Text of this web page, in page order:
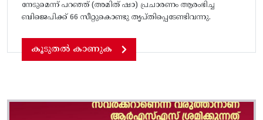
നേടുമെന്ന്‌ പറഞ്ഞ്‌ (അമിത്‌ ഷാ) പ്രചാരണം ആരംഭിച്ച
ബിജെപിക്ക്‌ 66 സീറ്റുകൊണ്ടു തൃപ്‌തിപ്പെടേണ്ടിവന്നു.
കൂടുതൽ കാണുക